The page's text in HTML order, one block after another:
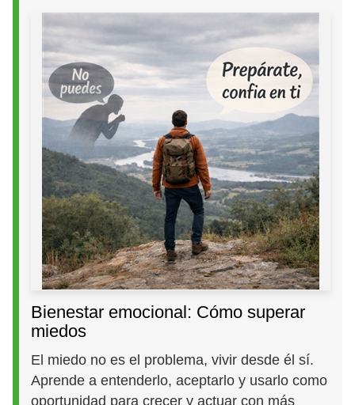
Bienestar emocional: Cómo superar
miedos
El miedo no es el problema, vivir desde él sí.
Aprende a entenderlo, aceptarlo y usarlo como
oportunidad para crecer y actuar con más